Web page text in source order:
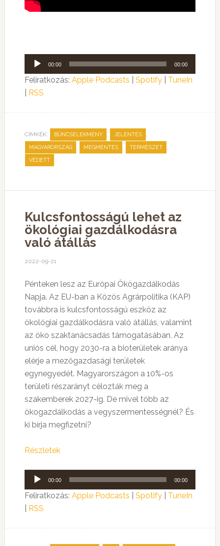
Audió
lejátszó
00:00 00:00
Feliratkozás: Apple Podcasts Spotify| TuneIn
RSS
CÍMKÉK: BŰNCSELEKMÉNY , JELENTÉS ,
MAGYARORSZÁG , MEGMENTÉS , TERMÉSZET ,
VÉDETT
Kulcsfontosságú lehet az
ökológiai gazdálkodásra
való átállás
2022-09-21
Pénteken lesz az Európai Ökögazdálkodás
Napja. Az EU-ban a Közös Agrárpolitika (KAP)
továbbra is kulcsfontosságú eszköz az
ökológiai gazdálkodásra való átállás, valamint
az öko szaktanácsadás támogatásában. Az
uniós cél, hogy 2030-ra a bioterületek aránya
elérje a mezőgazdasági területek
egynegyedét. Magyarországon a 10%-os
területi részarányt célozták meg a
szakemberek 2027-ig. De mivel több az
ökogazdálkodás a vegyszermentességnél? És
ki bírja megfizetni?
Részletek
Audió
lejátszó
00:00 00:00
Feliratkozás: Apple Podcasts Spotify| TuneIn
RSS